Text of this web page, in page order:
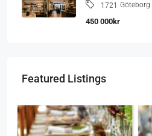
1721 Göteborg
450 000kr
Featured Listings